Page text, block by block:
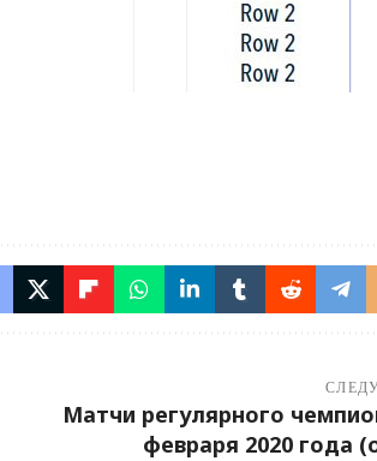
Матчи регулярного
февраря 2020 года